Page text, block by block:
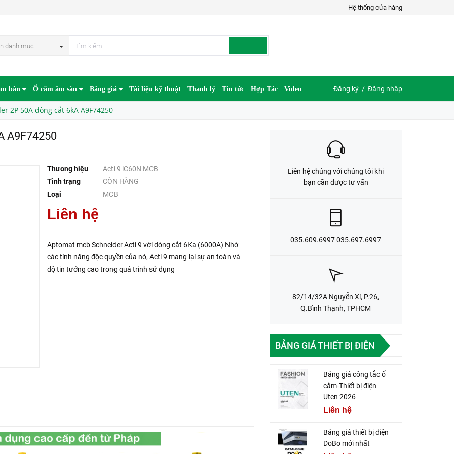
Hệ thống cửa hàng
danh mục
bàn Ổ cắm âm sàn Bảng giá Tài liệu kỹ thuật Thanh lý Tin tức Hợp Tác Video Đăng ký / Đăng nhập
2P 50A dòng cắt 6kA A9F74250
A9F74250
Thương hiệu
Acti 9 iC60N MCB
Tình trạng
CÒN HÀNG
Loại
MCB
Liên hệ
Aptomat mcb Schneider Acti 9 với dòng cắt 6Ka (6000A) Nhờ
các tính năng độc quyền của nó, Acti 9 mang lại sự an toàn và
độ tin tưởng cao trong quá trinh sử dụng
LIÊN HỆ ĐẶT HÀNG
Liên hệ chúng với chúng tôi khi
bạn cần được tư vấn
035.609.6997 035.697.6997
82/14/32A Nguyễn Xí, P.26,
Q.Bình Thạnh, TPHCM
BẢNG GIÁ THIẾT BỊ ĐIỆN
Bảng giá công tắc ổ
cắm-Thiết bị điện
Uten 2026
Liên hệ
Bảng giá thiết bị điện
DoBo mới nhất